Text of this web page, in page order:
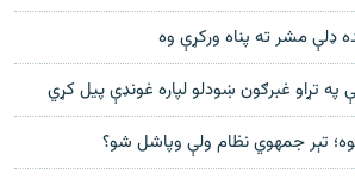
ډلې مشر ته پناه ورکړې وه
په تړاو غبرګون ښودلو لپاره غونډې پیل کړي